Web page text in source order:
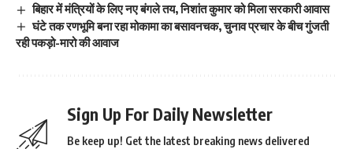
बिहार में मंत्रियों के लिए नए बंगले तय, निशांत कुमार को मिला सरकारी आवास
घंटे तक रणभूमि बना रहा मोकामा का बसावनचक, चुनाव प्रचार के बीच गुंजती
रही पकड़ो-मारो की आवाज
Sign Up For Daily Newsletter
Be keep up! Get the latest breaking news delivered